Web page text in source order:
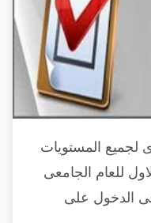
لجميع المستويات
للعام الجامعى
يرجى الدخول على